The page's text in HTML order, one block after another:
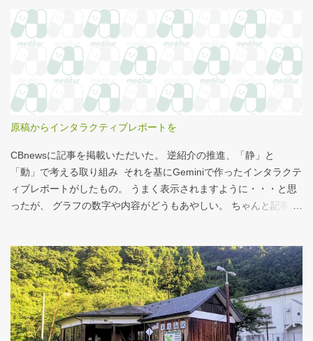
気になっていた。お腹の肉がだいぶたるんできたのは、こいつの
せいもあるのではないかと。 シナモンロール 556kcal 出所：
http://www.starbucks.co.jp/allergy/pdf/allergen-food.pdf 調べてビ
ビった。これはまずい。下手な食事以上のカロリーだ。 この
556kcalがどのくらいヤバイのか、スターバックス以上に良く行く
マクドナルドで考えてみる。（ちなみにマクドナルドは食事目的
とカロリーがほぼ同じもの（530kcal～580kcal）を次のマクドナ
ルド商品から２つ選んでください ハンバーガー ビッグマック ダブ
ルクォーターパウンダー・チーズ フィレオフィッシュ てりやきマ
ックバーガー マックフライポテト（S) マックフライポテト（M)
マックフライポテト（L) 正解は続きで。
原稿からインタラクティブレポートを
CBnewsに記事を掲載いただいた。 逆紹介の推進、「静」と
「動」で考える取り組み それを基にGeminiで作ったインタラクテ
ィブレポートがしたもの。 うまく表示されますように・・・と思
ったが、 グラフの数字や内容がどうもあやしい。 ちゃんと記事を
みの比較 患者の視点 解決策 なぜ「逆紹介」が重要なのか？ 医師
の働き方改革が進む中、大病院の外来負担軽減は喫緊の課題で
す。その鍵となるのが、地域の診療所へ患者を紹介する「逆紹
介」の推進です。しかし、その取り組みには大きな壁が存在しま
す。このレポートでは、データに基づき現状を分析し、未来への